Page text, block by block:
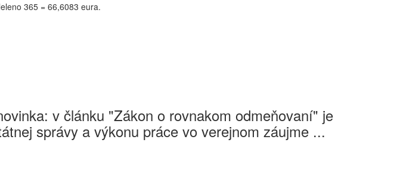
365 = 66,6083 eura.
v článku "Zákon o rovnakom odmeňovaní" je
správy a výkonu práce vo verejnom záujme ...